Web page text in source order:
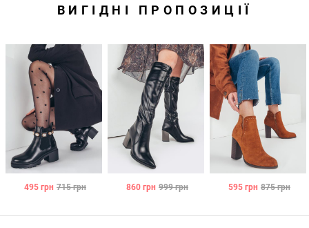
ВИГІДНІ ПРОПОЗИЦІЇ
495 грн 715 грн 860 грн 999 грн 595 грн 875 грн